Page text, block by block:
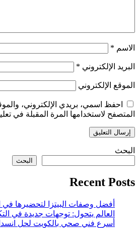
الاسم *
البريد الإلكتروني *
الموقع الإلكتروني
احفظ اسمي، بريدي الإلكتروني،
المتصفح لاستخدامها المرة المقبلة في
البحث
البحث
Recent Posts
أفضل وصفات البيتزا لتحضيرها في
العالم يتحول: توجهات جديدة في
أسرع فني صحي بالكويت لحل